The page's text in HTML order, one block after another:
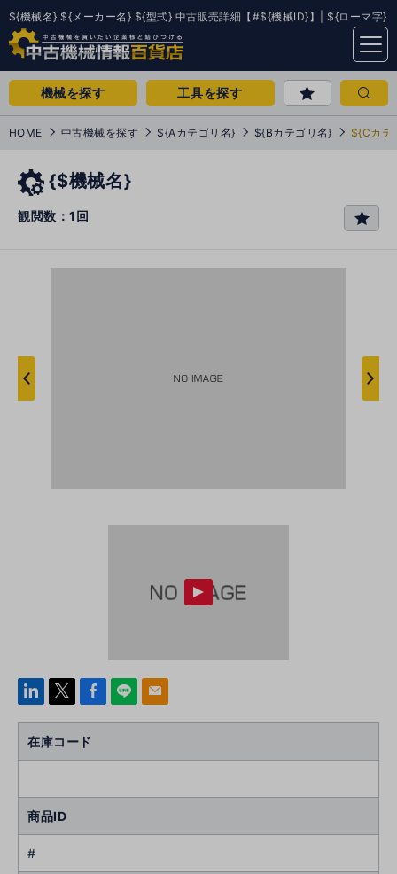
${機械名} ${メーカー名} ${型式} 中古販売詳細【#${機械ID}】| ${ローマ字}
menu
機械を探す 工具を探す
HOME 中古機械を探す ${Aカテゴリ名} ${Bカテゴリ名} ${Cカテ
{$機械名}
観閲数：1回
favo
linke
Face
k
line mail
在庫コード
商品ID
#